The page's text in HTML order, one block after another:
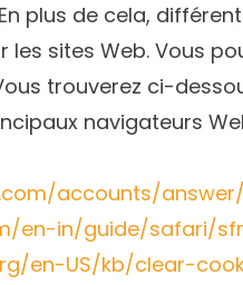
plus de cela,
les sites Web. Vous
trouverez ci-
navigateurs
accounts/
en-in/guide/safari/
en-US/kb/clear-